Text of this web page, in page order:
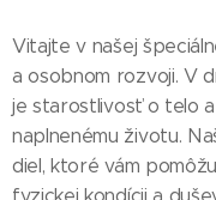
Vitajte v našej
a osobnom rozvoji. V
je starostlivosť o telo
naplnenému životu.
diel, ktoré vám